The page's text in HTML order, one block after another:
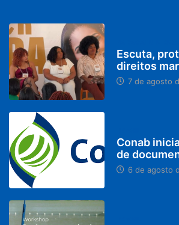
Escuta,
direitos
7 de agosto
Conab
de
6 de agosto